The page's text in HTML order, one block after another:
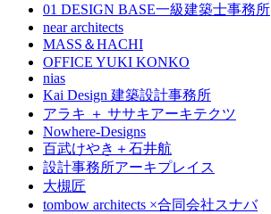
01 DESIGN BASE一級建築士事務所
near architects
MASS＆HACHI
OFFICE YUKI KONKO
nias
Kai Design 建築設計事務所
アラキ ＋ ササキアーキテクツ
Nowhere-Designs
百武けやき＋石井航
設計事務所アーキプレイス
大槻匠
tombow architects ×合同会社スナバ